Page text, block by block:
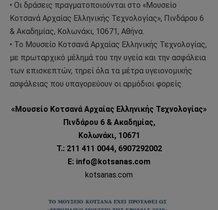
• Οι δράσεις πραγματοποιούνται στο «Μουσείο
Κοτσανά Αρχαίας Ελληνικής Τεχνολογίας», Πινδάρου 6
& Ακαδημίας, Κολωνάκι, 10671, Αθήνα.
• Το Μουσείο Κοτσανά Αρχαίας Ελληνικής Τεχνολογίας,
με πρωταρχικό μέλημά του την υγεία και την ασφάλεια
των επισκεπτών, τηρεί όλα τα μέτρα υγειονομικής
ασφάλειας που υπαγορεύουν οι αρμόδιοι φορείς.
«Μουσείο Κοτσανά Αρχαίας Ελληνικής Τεχνολογίας»
Πινδάρου 6 & Ακαδημίας,
Κολωνάκι, 10671
T.: 211 411 0044, 6907292002
Ε: info@kotsanas.com
kotsanas.com